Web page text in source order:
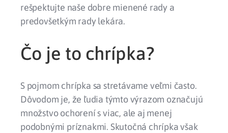
rešpektujte naše dobre mienené rady a
predovšetkým rady lekára.
Čo je to chrípka?
S pojmom chrípka sa stretávame veľmi často.
Dôvodom je, že ľudia týmto výrazom označujú
množstvo ochorení s viac, ale aj menej
podobnými príznakmi. Skutočná chrípka však